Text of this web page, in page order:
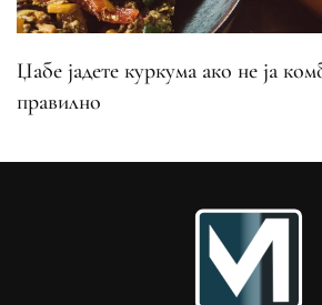
Џабе јадете куркума ако не ја
правилно